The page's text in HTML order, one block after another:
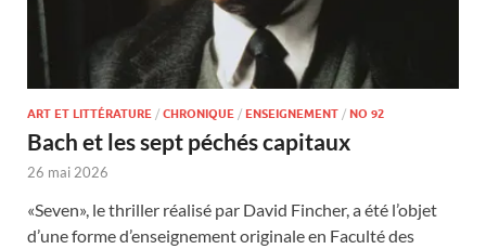
ART ET LITTÉRATURE / CHRONIQUE / ENSEIGNEMENT / NO 92
Bach et les sept péchés capitaux
26 mai 2026
«Seven», le thriller réalisé par David Fincher, a été l’objet
d’une forme d’enseignement originale en Faculté des